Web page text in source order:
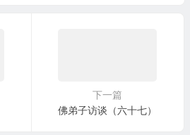
下一篇
佛弟子访谈（六十七）